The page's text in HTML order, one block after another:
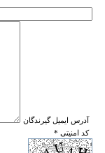
* آدرس ايميل گيرندگان
* کد امنیتی